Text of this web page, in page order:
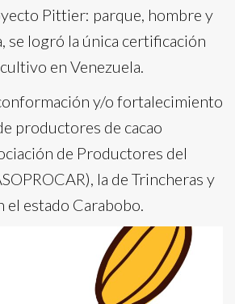
Pittier: parque, hombre y
se logró la única certificación
en Venezuela.
y/o fortalecimiento
productores de cacao
de Productores del
la de Trincheras y
el estado Carabobo.